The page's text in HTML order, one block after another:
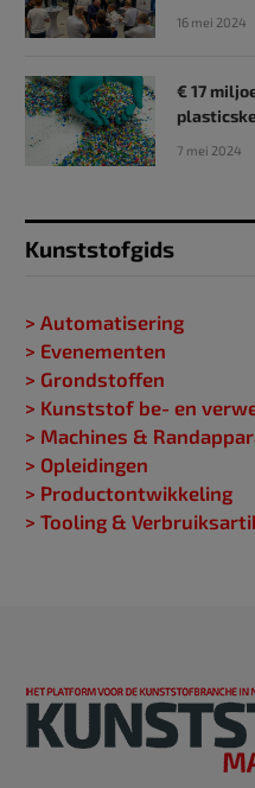
16 mei 2024
€ 17
7 mei 2024
Kunststofgids
> Automatisering
> Evenementen
> Grondstoffen
> Kunststof be- en
> Machines &
> Opleidingen
> Productontwikkeling
> Tooling &